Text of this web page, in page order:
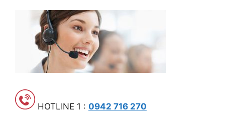
HOTLINE 1 : 0942 716 270